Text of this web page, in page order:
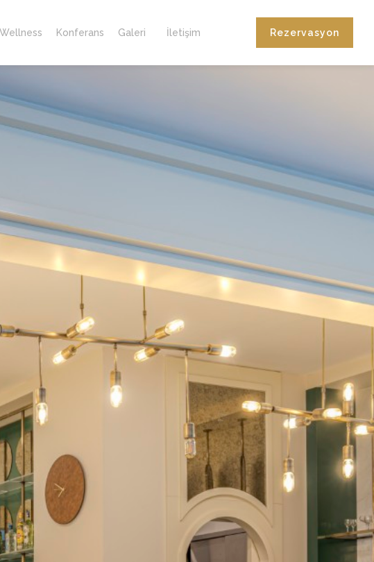
Konferans Galeri İletişim Rezervasyon